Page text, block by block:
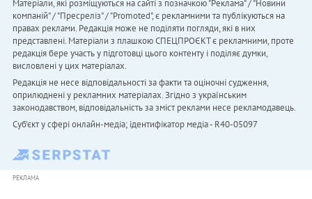
Матеріали, які розміщуються на сайті з позначкою "Реклама" / "Новини
компаній" / "Пресреліз" / "Promoted", є рекламними та публікуються на
правах реклами. Редакція може не поділяти погляди, які в них
представлені. Матеріали з плашкою СПЕЦПРОЄКТ є рекламними, проте
редакція бере участь у підготовці цього контенту і поділяє думки,
висловлені у цих матеріалах.
Редакція не несе відповідальності за факти та оціночні судження,
оприлюднені у рекламних матеріалах. Згідно з українським
законодавством, відповідальність за зміст реклами несе рекламодавець.
Cуб'єкт у сфері онлайн-медіа; ідентифікатор медіа - R40-05097
РЕКЛАМА